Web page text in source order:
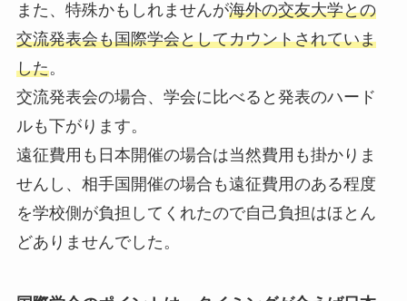
また、特殊かもしれませんが海外の交友大学との
交流発表会も国際学会としてカウントされていま
した。
交流発表会の場合、学会に比べると発表のハード
ルも下がります。
遠征費用も日本開催の場合は当然費用も掛かりま
せんし、相手国開催の場合も遠征費用のある程度
を学校側が負担してくれたので自己負担はほとん
どありませんでした。